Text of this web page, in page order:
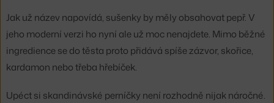
Jak už název napovídá, sušenky by měly obsahovat pepř. V
jeho moderní verzi ho nyní ale už moc nenajdete. Mimo běžné
ingredience se do těsta proto přidává spíše zázvor, skořice,
kardamon nebo třeba hřebíček.
Upéct si skandinávské perníčky není rozhodně nijak náročné.